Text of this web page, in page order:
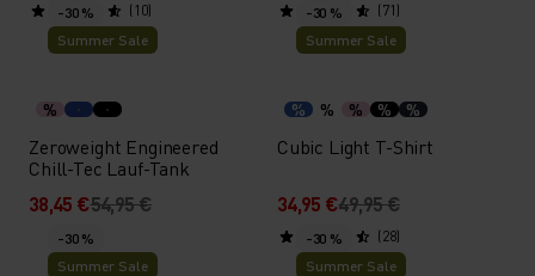
(10) (71)
-30 %
Summer Sale
%
Zeroweight Engineered
Chill-Tec Lauf-Tank
38,45 €54,95 €
-30 %
Summer Sale
% % % % %
Cubic Light T-Shirt
34,95 €49,95 €
(28)
-30 %
Summer Sale
-30 %
Summer Sale